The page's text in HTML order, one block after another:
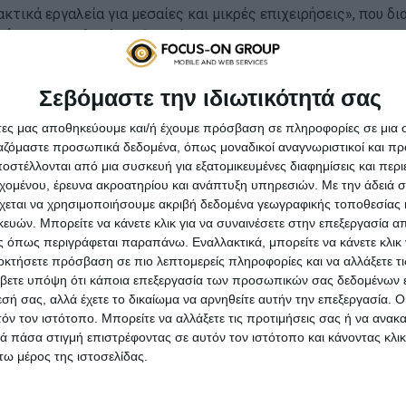
Σεβόμαστε την ιδιωτικότητά σας
μας αποθηκεύουμε και/ή έχουμε πρόσβαση σε πληροφορίες σε
προσωπικά δεδομένα, όπως μοναδικοί αναγνωριστικοί και
από μια συσκευή για εξατομικευμένες διαφημίσεις και
έρευνα ακροατηρίου και ανάπτυξη υπηρεσιών. Με την άδειά
να χρησιμοποιήσουμε ακριβή δεδομένα γεωγραφικής τοποθεσίας
Μπορείτε να κάνετε κλικ για να συναινέσετε στην επεξεργασία
περιγράφεται παραπάνω. Εναλλακτικά, μπορείτε να κάνετε κλικ
πρόσβαση σε πιο λεπτομερείς πληροφορίες και να αλλάξετε
υπόψη ότι κάποια επεξεργασία των προσωπικών σας δεδομένων
σας, αλλά έχετε το δικαίωμα να αρνηθείτε αυτήν την επεξεργασία.
τον ιστότοπο. Μπορείτε να αλλάξετε τις προτιμήσεις σας ή να
στιγμή επιστρέφοντας σε αυτόν τον ιστότοπο και κάνοντας
μέρος της ιστοσελίδας.
εργαλεία για μεσαίες και μικρές επιχειρήσεις», που
Θεσσαλονίκης(ΕΒΕΘ).
λειτουργούν περί τα
κι
. Η κ. Φραϊδάκη παρουσίασε στοιχεία, σύμφωνα με τα
διάστημα της προηγούμενης χρονιάς,
εβδομάδα προσφορών της black friday έγιναν
Ελλάδα οι ηλεκτρονικές αγορές ξεπέρασαν κάθε
επενδύσεις, ενισχύθηκαν οι συνεργασίες και έτσι στο
στους καταναλωτές τους ».
στο ηλεκτρονικό εμπόριο, κάλεσε επίσης τους
Ανάπτυξης και Επενδύσεων, Παναγιώτης
και ανταγωνιστικότητα, με τα οφέλη του να
εμπόριο γνωρίζει μεγάλη άνθιση στην περίοδο της
πουήρθε για να μείνεικαι στα επόμενα χρόνια.
να παίρνει «σάρκα και οστά», ο κ. Σταμπουλίδης
με ορθές ενέργειες
». Στο πλαίσιο αυτό,